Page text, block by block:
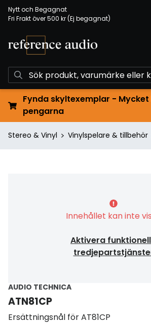
Nytt och Begagnat
Fri Frakt över 500 kr (Ej begagnat)
Fynda skyltexemplar -
pengarna
Stereo & Vinyl Vinylspelare & tillbehör
Innehållet kan inte
Aktivera
AUDIO TECHNICA
ATN81CP
Ersättningsnål för AT81CP